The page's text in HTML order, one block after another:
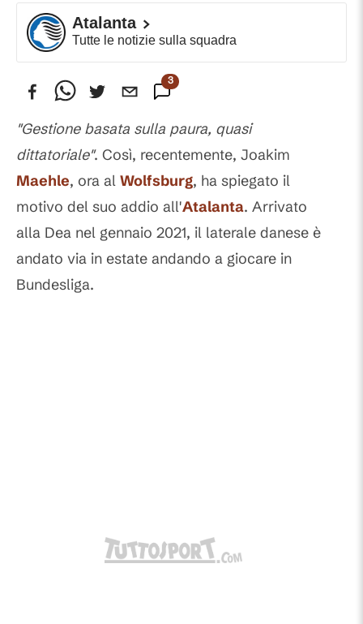
Atalanta
Tutte le notizie sulla squadra
3
"Gestione basata sulla paura, quasi
dittatoriale". Così, recentemente, Joakim
Maehle, ora al Wolfsburg, ha spiegato il
motivo del suo addio all'Atalanta. Arrivato
alla Dea nel gennaio 2021, il laterale danese è
andato via in estate andando a giocare in
Bundesliga.